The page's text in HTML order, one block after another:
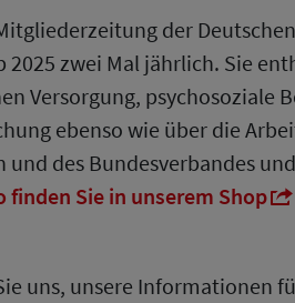
der
2025 zwei Mal jährlich. Sie
Versorgung, psychosoziale
ebenso wie über die
des Bundesverbandes
finden Sie in unserem Shop
uns, unsere Informationen